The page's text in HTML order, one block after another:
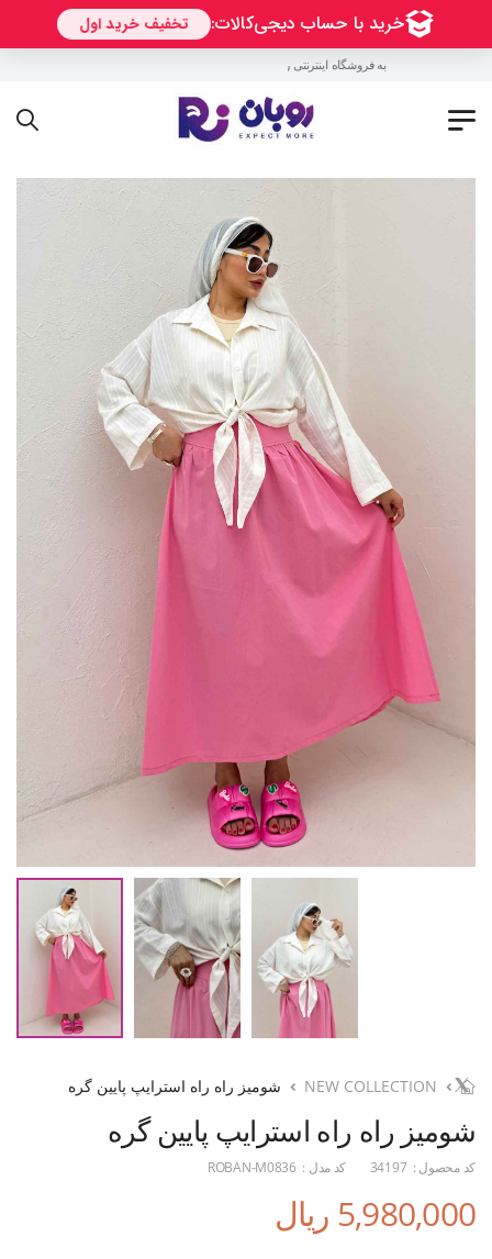
به فروشگاه اینترنتی روبان خوش آمدید !
NEW COLLECTION شومیز راه راه استرایپ پایین گره
شومیز راه راه استرایپ پایین گره
کد محصول : 34197 کد مدل : ROBAN-M0836
5,980,000 ریال